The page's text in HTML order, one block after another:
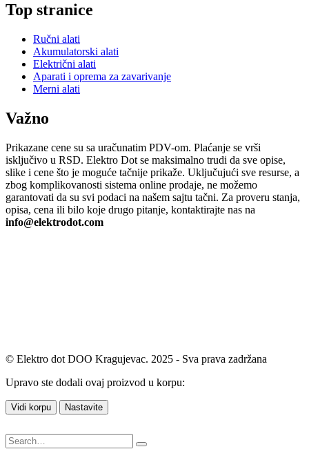
Top stranice
Ručni alati
Akumulatorski alati
Električni alati
Aparati i oprema za zavarivanje
Merni alati
Važno
Prikazane cene su sa uračunatim PDV-om. Plaćanje se vrši
isključivo u RSD. Elektro Dot se maksimalno trudi da sve opise,
slike i cene što je moguće tačnije prikaže. Uključujući sve resurse, a
zbog komplikovanosti sistema online prodaje, ne možemo
garantovati da su svi podaci na našem sajtu tačni. Za proveru stanja,
opisa, cena ili bilo koje drugo pitanje, kontaktirajte nas na
info@elektrodot.com
© Elektro dot DOO Kragujevac. 2025 - Sva prava zadržana
Upravo ste dodali ovaj proizvod u korpu:
Vidi korpu Nastavite